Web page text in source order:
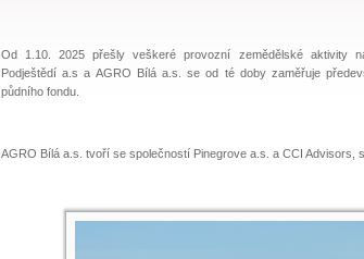
Od 1.10. 2025 přešly veškeré provozní zemědělské aktivity
Podještědí a.s a AGRO Bílá a.s. se od té doby zaměřuje
půdního fondu.
AGRO Bílá a.s. tvoří se společností Pinegrove a.s. a CCI Advisors,